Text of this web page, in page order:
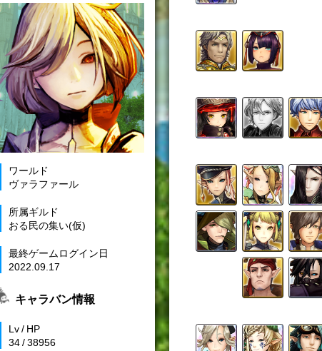
ワールド
ヴァラファール
所属ギルド
おる民の集い(仮)
最終ゲームログイン日
2022.09.17
キャラバン情報
Lv / HP
34 / 38956